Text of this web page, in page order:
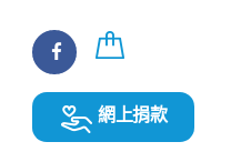
網上捐款